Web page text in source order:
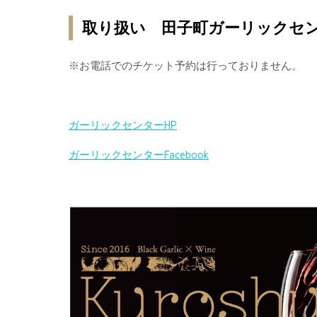
取り扱い 田子町ガーリックセ
※お電話でのチケット予約は行っておりません。
ガーリックセンターHP
ガーリックセンターFacebook